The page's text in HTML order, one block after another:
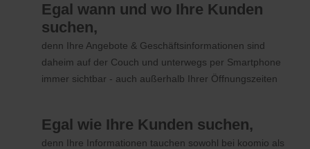
Egal wann und wo Ihre Kunden
suchen,
denn Ihre Angebote & Geschäftsinformationen sind
daheim auf der Couch und unterwegs per Smartphone
immer sichtbar - auch außerhalb Ihrer Öffnungszeiten
Egal wie Ihre Kunden suchen,
denn Ihre Informationen tauchen sowohl bei koomio als